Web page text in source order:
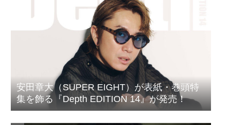
安田章大（SUPER EIGHT）が表紙・巻頭特
集を飾る『Depth EDITION 14』が発売！